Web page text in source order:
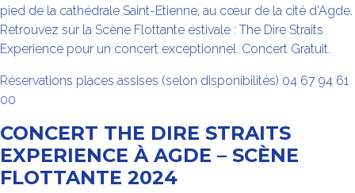
pied de la cathédrale Saint-Etienne, au cœur de la cité d’Agde.
Retrouvez sur la Scène Flottante estivale : The Dire Straits
Experience pour un concert exceptionnel. Concert Gratuit.
Réservations places assises (selon disponibilités) 04 67 94 61
00
CONCERT THE DIRE STRAITS
EXPERIENCE À AGDE – SCÈNE
FLOTTANTE 2024